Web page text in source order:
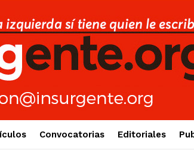
Convocatorias Editoriales